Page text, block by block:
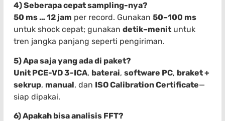
4) Seberapa cepat sampling-nya?
50 ms … 12 jam per record. Gunakan 50–100 ms
untuk shock cepat; gunakan detik–menit untuk
tren jangka panjang seperti pengiriman.
5) Apa saja yang ada di paket?
Unit PCE-VD 3-ICA, baterai, software PC, braket +
sekrup, manual, dan ISO Calibration Certificate—
siap dipakai.
6) Apakah bisa analisis FFT?